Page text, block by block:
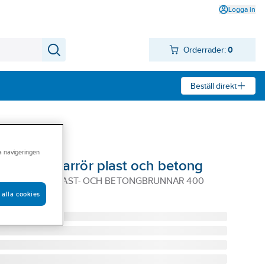
Logga in
Orderrader: 0
Beställ direkt
stigarrör plast och betong
PLAST- OCH BETONGBRUNNAR 400
navigeringen
alla cookies